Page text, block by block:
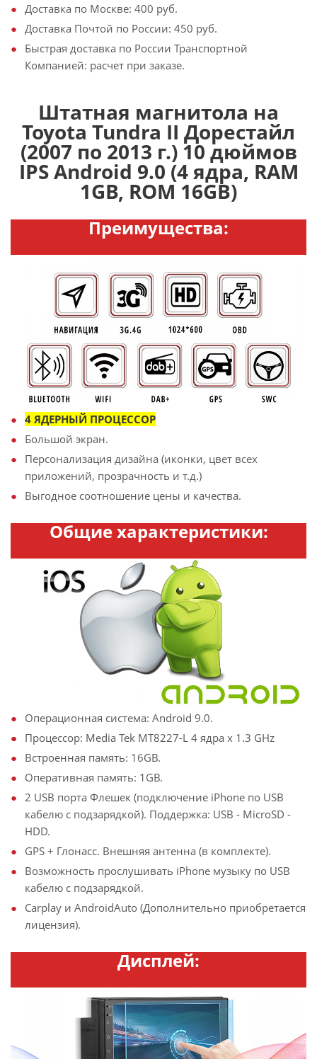
Доставка по Москве: 400 руб.
Доставка Почтой по России: 450 руб.
Быстрая доставка по России Транспортной
Компанией: расчет при заказе.
Штатная магнитола на
Toyota Tundra II Дорестайл
(2007 по 2013 г.) 10 дюймов
IPS Android 9.0 (4 ядра, RAM
1GB, ROM 16GB)
Преимущества:
4 ЯДЕРНЫЙ ПРОЦЕССОР
Большой экран.
Персонализация дизайна (иконки, цвет всех
приложений, прозрачность и т.д.)
Выгодное соотношение цены и качества.
Общие характеристики:
Операционная система: Android 9.0.
Процессор: Media Tek MT8227-L 4 ядра х 1.3 GHz
Встроенная память: 16GB.
Оперативная память: 1GB.
2 USB порта Флешек (подключение iPhone по USB
кабелю с подзарядкой). Поддержка: USB - MicroSD -
HDD.
GPS + Глонасс. Внешняя антенна (в комплекте).
Возможность прослушивать iPhone музыку по USB
кабелю с подзарядкой.
Carplay и AndroidAuto (Дополнительно приобретается
лицензия).
Дисплей: